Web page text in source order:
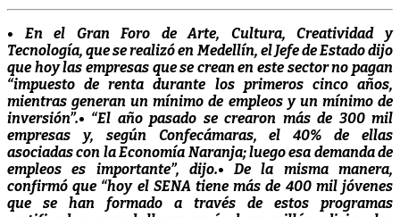
es
el
epicentro
y
el
lugar
más
atractivo
de
América
Latina
para
• En el Gran Foro de Arte, Cultura, Creatividad y
Tecnología, que se realizó en Medellín, el Jefe de Estado dijo
que hoy las empresas que se crean en este sector no pagan
“impuesto de renta durante los primeros cinco años,
mientras generan un mínimo de empleos y un mínimo de
inversión”.• “El año pasado se crearon más de 300 mil
empresas y, según Confecámaras, el 40% de ellas
asociadas con la Economía Naranja; luego esa demanda de
empleos es importante”, dijo.• De la misma manera,
confirmó que “hoy el SENA tiene más de 400 mil jóvenes
que se han formado a través de estos programas